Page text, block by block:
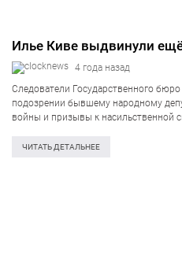
Илье Киве выдвинули
4 года назад
Следователи Государственного
подозрении бывшему народному
войны и призывы к насильственной
из пропагандистских шоу на…
ЧИТАТЬ ДЕТАЛЬНЕЕ